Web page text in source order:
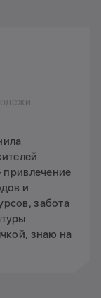
привлечение
и
забота
знаю на